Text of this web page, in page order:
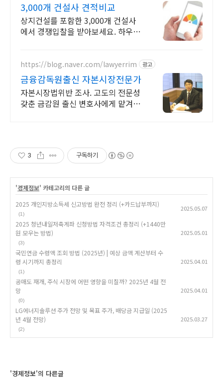
3,000개 건설사 견적비교
상지건설를 포함한 3,000개 건설사
에서 경쟁입찰을 받아보세요. 하우빌
https://blog.naver.com/lawyerrim 광고
금융감독원출신 자본시장전문가
자본시장법위반 조사. 고도의 전문성
갖춘 금감원 출신 변호사에게 맡겨야
3 구독하기
'경제정보' 카테고리의 다른 글
2025 개인지방소득세 신고방법 완전 정리 (+카드납부까지)
(1)
2025.05.07
2025 청년내일저축계좌 신청방법 자격조건 총정리 (+1440만
원 모우는 방법)
(3)
2025.05.01
국민연금 수령액 조회 방법 (2025년) | 예상 금액 계산부터 수
령 시기까지 총정리
(1)
2025.04.01
공매도 재개, 주식 시장에 어떤 영향을 미칠까? 2025년 4월 전
망
(0)
2025.04.01
LG에너지솔루션 주가 전망 및 목표 주가, 배당금 지급일 (2025
년 4월 전망)
(2)
2025.03.27
'경제정보'의 다른글